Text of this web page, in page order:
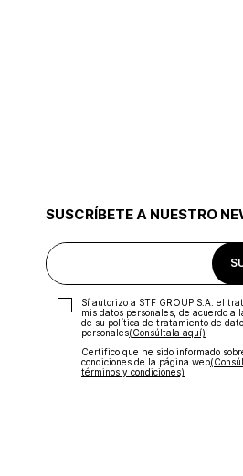
SUSCRÍBETE A NUESTRO
Sí autorizo a STF GROUP S.A. el
mis datos personales, de acuerdo a
de su política de tratamiento de
personales‎(Consúltala aquí)
Certifico que he sido informado
condiciones de la página web‎
términos y condiciones)